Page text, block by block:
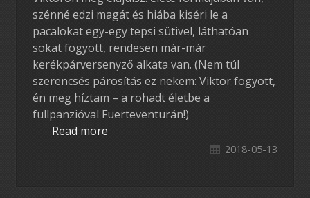
szénné edzi magát és hiába kiséri le a
pacalokat egy-egy tepsi sütivel, láthatóan
sokat fogyott, rendesen már-már
kerékpárversenyző alkata van. (Nem túl
szerencsés párosítás ez nekem: Viktor fogyott,
én meg híztam – a rohadt életbe a
fullpanzióval Fuerteventurán!)
Read more
2018-05-13